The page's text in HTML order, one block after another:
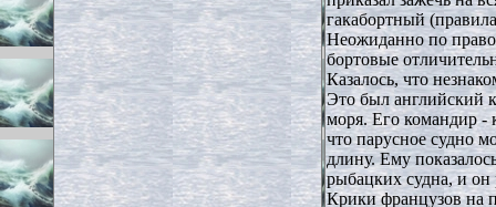
гакабортный
Неожиданно по
бортовые
Казалось, что
Это был английский
моря. Его командир -
что парусное судно
длину. Ему
рыбацких судна, и
Крики французов на